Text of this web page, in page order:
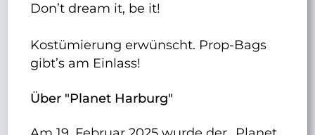
Don’t dream it, be it!
Kostümierung erwünscht. Prop-Bags
gibt’s am Einlass!
Über "Planet Harburg"